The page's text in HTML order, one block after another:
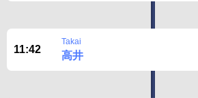
11:42
Takai
高井